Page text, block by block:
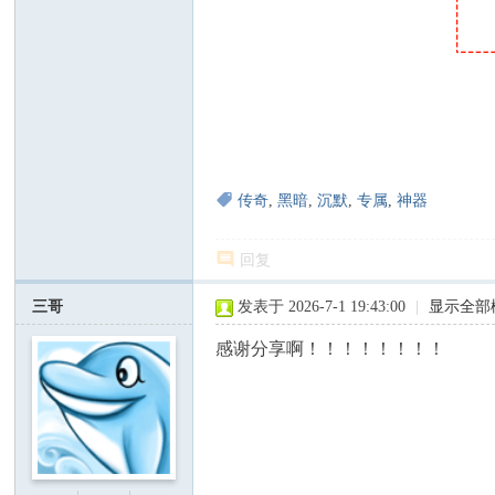
传奇,黑暗,沉默,专属,神器
回复
三哥 发表于 2026-7-1 19:43:00 显示全部
感谢分享啊！！！！！！！！